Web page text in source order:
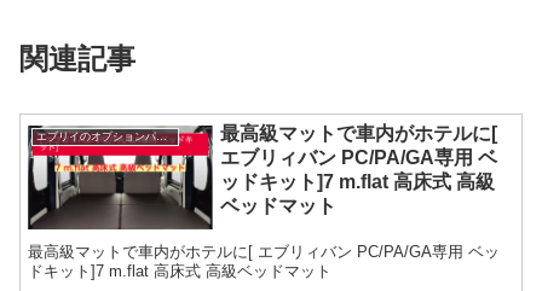
関連記事
エブリイのオプションパーツ
最高級マットで車内がホテルに[
エブリィバン PC/PA/GA専用 ベ
ッドキット]7 m.flat 高床式 高級
ベッドマット
最高級マットで車内がホテルに[ エブリィバン PC/PA/GA専用 ベッ
ドキット]7 m.flat 高床式 高級ベッドマット